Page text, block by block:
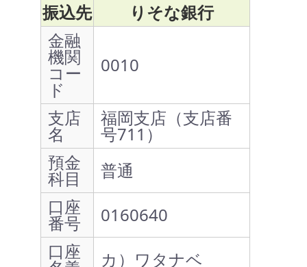
振込先
りそな銀行
金融
機関
コー
ド
0010
支店
名
福岡支店（支店番
号711）
預金
科目
普通
口座
番号
0160640
口座
カ）ワタナベ